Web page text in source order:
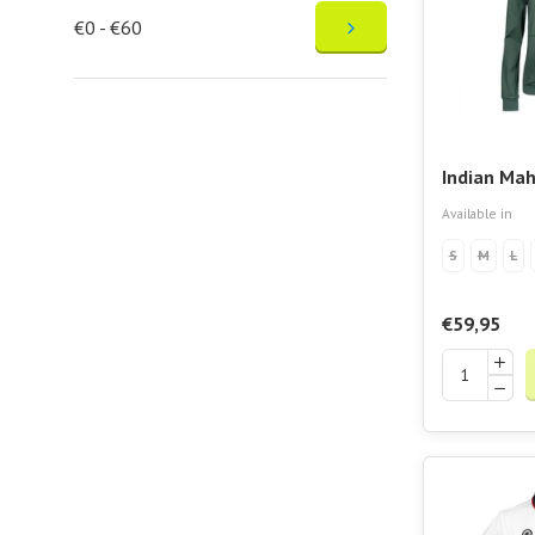
€0 - €60
Indian
Women
Available in
S M L
€59,95